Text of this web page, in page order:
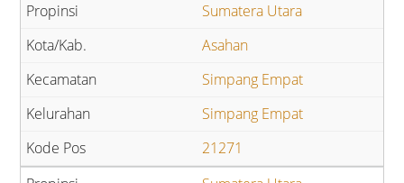
Sumatera Utara
Asahan
Simpang Empat
Simpang Empat
21271